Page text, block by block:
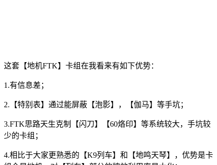
这套【地机FTK】卡组在我看来有如下优势：
1.有信息差；
2.【特别表】通过能屏蔽【泡影】，【伽马】等手坑；
3.FTK思路天生克制【闪刀】【60烙印】等系统较大，手坑较
少的卡组；
4.相比于大家更熟悉的【K9列车】和【地鸣天琴】，优势是卡